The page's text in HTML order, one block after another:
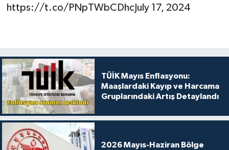
https://t.co/PNpTWbCDhcJuly 17, 2024
TÜİK Mayıs Enflasyonu:
Maaşlardaki Kayıp ve Harcama
Gruplarındaki Artış Detaylandı
2026 Mayıs-Haziran Bölge